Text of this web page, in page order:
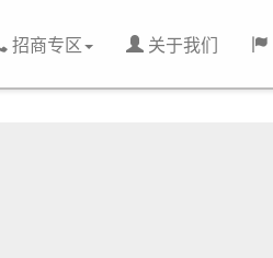
招商专区 关于我们